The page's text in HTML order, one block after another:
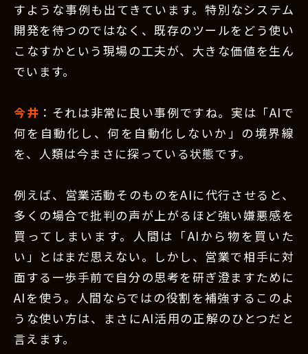
すような事例も出てきています。特別なシステム
開発を待つのではなく、既存のツールをどう使い
こなすかという現場の工夫が、大きな価値を生ん
でいます。
今井 ：それは非常に良い事例ですね。実は「AIで
何を自動化し、何を自動化しないか」の境界線
を、人類は今まさに探っている状態です。
例えば、営業活動そのものをAIに代行させると、
多くの場合で批判の声が上がるほど強い嫌悪感を
買ってしまいます。人間は「AIから物を買いた
い」とはまだ思えない。しかし、営業で相手に対
面する一歩手前で自分の思考を研ぎ澄ますために
AIを使う。人間ならではの役割を補強するこのよ
うな使い方は、まさにAI活用の正解のひとつだと
言えます。